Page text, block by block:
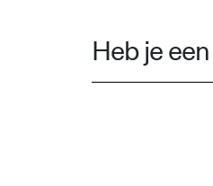
Heb je